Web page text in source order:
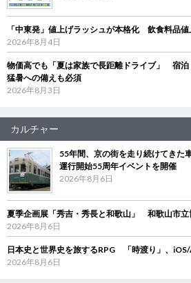
「中東発」値上げラッシュが本格化 飲食料品
2026年8月4日
物価高でも「夏は家族で長距離ドライブ」 宿泊
猛暑への備えも必須
2026年8月3日
カルチャー
55年間、京の街を走り続けてきた
運行開始55周年イベントを開催
2026年8月6日
夏季企画展「秀吉・秀長と和歌山」 和歌山市立
2026年8月6日
日本史と世界史を旅するRPG 「時渡り」、
2026年8月6日